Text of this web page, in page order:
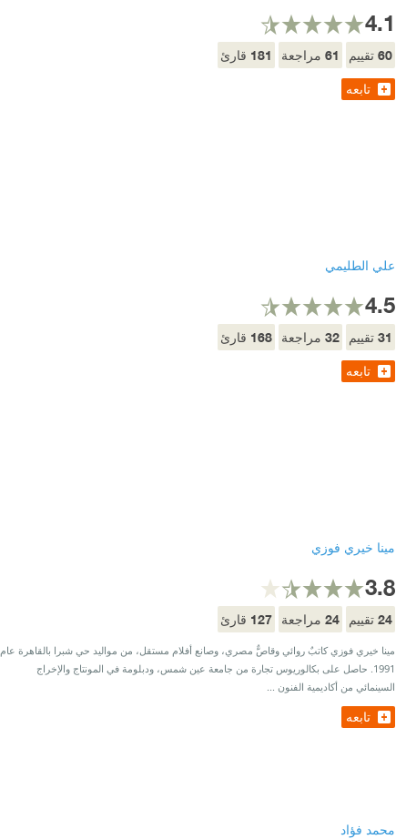
4.1
60تقييم 61مراجعة 181 قارئ
تابعه
علي الطليمي
4.5
31تقييم 32مراجعة 168 قارئ
تابعه
مينا خيري فوزي
3.8
24تقييم 24مراجعة 127 قارئ
مينا خيري فوزي كاتبٌ روائي وقاصٌّ مصري، وصانع أفلام مستقل، من مواليد حي شبرا بالقاهرة عام
1991. حاصل على بكالوريوس تجارة من جامعة عين شمس، ودبلومة في المونتاج والإخراج
السينمائي من أكاديمية الفنون ...
تابعه
محمد فؤاد